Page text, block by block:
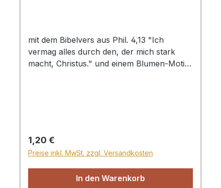
mit dem Bibelvers aus Phil. 4,13 "Ich
vermag alles durch den, der mich stark
macht, Christus." und einem Blumen-Motiv.
Regulärer Preis:
1,20 €
Preise inkl. MwSt. zzgl. Versandkosten
In den Warenkorb